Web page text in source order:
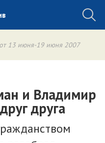
от 13 июня-19 июня 2007
и Владимир
друга